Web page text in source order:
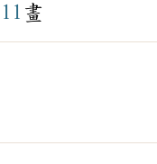
11 畫